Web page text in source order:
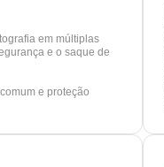
em múltiplas
e o saque de
e proteção